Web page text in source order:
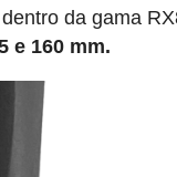
da gama
e 160 mm.